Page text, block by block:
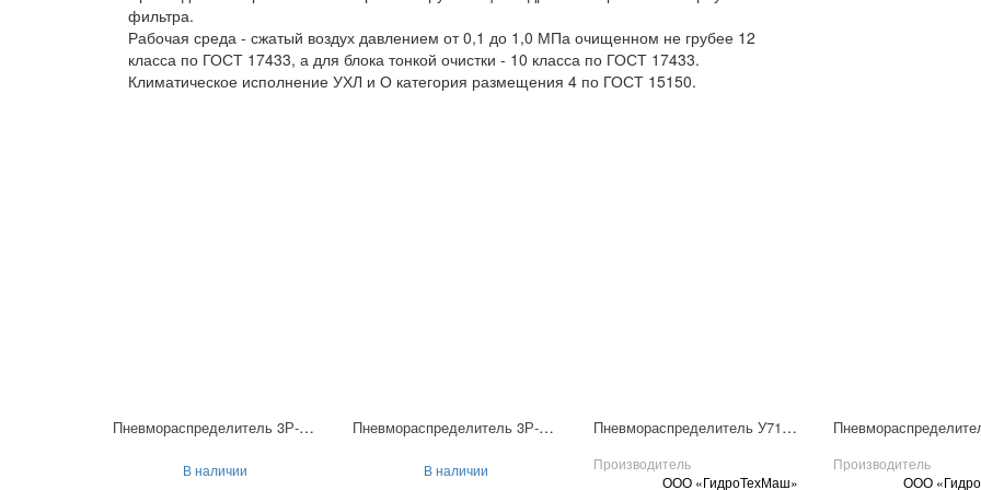
фильтра.
Рабочая среда - сжатый воздух давлением от 0,1 до 1,0 МПа очищенном не грубее 12
класса по ГОСТ 17433, а для блока тонкой очистки - 10 класса по ГОСТ 17433.
Климатическое исполнение УХЛ и О категория размещения 4 по ГОСТ 15150.
Пневмораспределитель 3Р-16-232-3
В наличии
Пневмораспределитель 3Р-6-233-3
В наличии
Пневмораспределитель У7126Б-3
Производитель
ООО «ГидроТехМаш»
Производитель
ООО